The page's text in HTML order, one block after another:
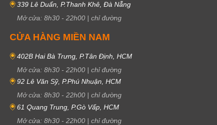
339 Lê Duẩn, P.Thanh Khê, Đà Nẵng
Mở cửa: 8h30 - 22h00 | chỉ đường
CỬA HÀNG MIỀN NAM
402B Hai Bà Trưng, P.Tân Định, HCM
Mở cửa: 8h30 - 22h00 | chỉ đường
92 Lê Văn Sỹ, P.Phú Nhuận, HCM
Mở cửa: 8h30 - 22h00 | chỉ đường
61 Quang Trung, P.Gò Vấp, HCM
Mở cửa: 8h30 - 22h00 | chỉ đường